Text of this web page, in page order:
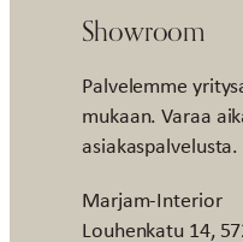
Showroom
Palvelemme
mukaan. Varaa
asiakaspalvelusta.
Marjam-Interior
Louhenkatu 14,